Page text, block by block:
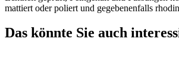
mattiert oder poliert und gegebenenfalls
Das könnte Sie auch